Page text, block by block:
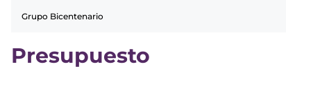
Grupo Bicentenario
Presupuesto